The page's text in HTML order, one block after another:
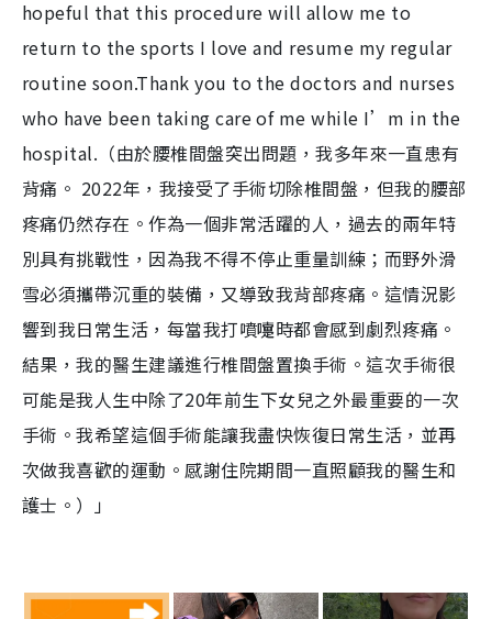
hopeful that this procedure will allow me to
return to the sports I love and resume my regular
routine soon.Thank you to the doctors and nurses
who have been taking care of me while I’m in the
hospital.（由於腰椎間盤突出問題，我多年來一直患有
背痛。 2022年，我接受了手術切除椎間盤，但我的腰部
疼痛仍然存在。作為一個非常活躍的人，過去的兩年特
別具有挑戰性，因為我不得不停止重量訓練；而野外滑
雪必須攜帶沉重的裝備，又導致我背部疼痛。這情況影
響到我日常生活，每當我打噴嚏時都會感到劇烈疼痛。
結果，我的醫生建議進行椎間盤置換手術。這次手術很
可能是我人生中除了20年前生下女兒之外最重要的一次
手術。我希望這個手術能讓我盡快恢復日常生活，並再
次做我喜歡的運動。感謝住院期間一直照顧我的醫生和
護士。）」